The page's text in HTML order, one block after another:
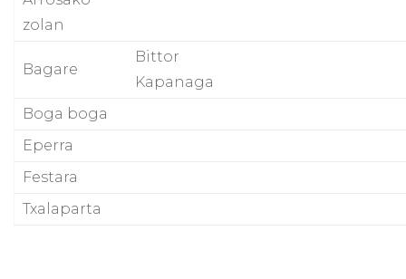
zolan
Bagare
Bittor
Kapanaga
Boga boga
Eperra
Festara
Txalaparta